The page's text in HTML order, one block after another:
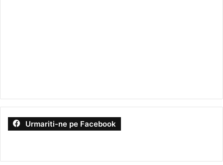
Urmariti-ne pe Facebook